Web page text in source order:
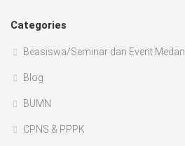
Categories
Beasiswa/Seminar dan Event Medan
Blog
BUMN
CPNS & PPPK